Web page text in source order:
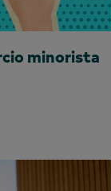
minorista